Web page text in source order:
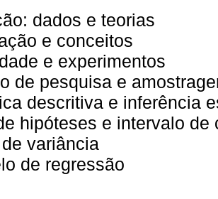
dados e teorias
e conceitos
e experimentos
de pesquisa e
descritiva e inferência
hipóteses e intervalo de
variância
de regressão